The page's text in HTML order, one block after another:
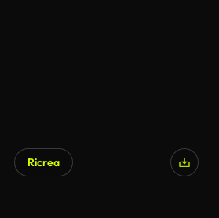
Ricrea